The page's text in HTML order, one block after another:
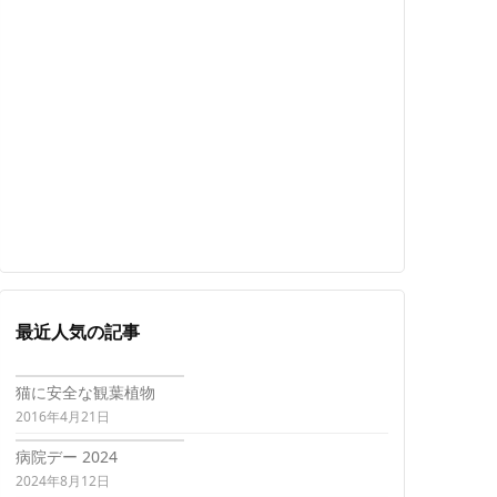
最近人気の記事
猫に安全な観葉植物
2016年4月21日
病院デー 2024
2024年8月12日